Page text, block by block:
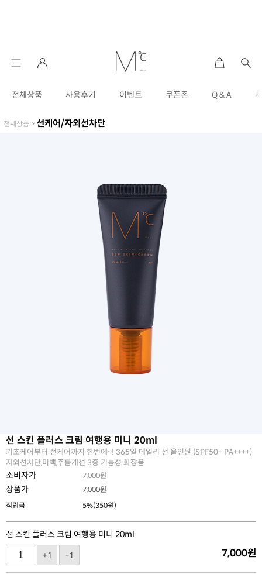
전체상품 사용후기 이벤트 쿠폰존 Q & A
전체상품 > 선케어/자외선차단
선 스킨 플러스 크림 여행용 미니 20ml
기초케어부터 선케어까지 한번에~! 365일 데일리 선 올인원 (SPF50+ PA++++)
자외선차단,미백,주름개선 3중 기능성 화장품
소비자가 7,000원
상품가 7,000원
적립금
5%(350원)
선 스킨 플러스 크림 여행용 미니 20ml
+1
-1 7,000원